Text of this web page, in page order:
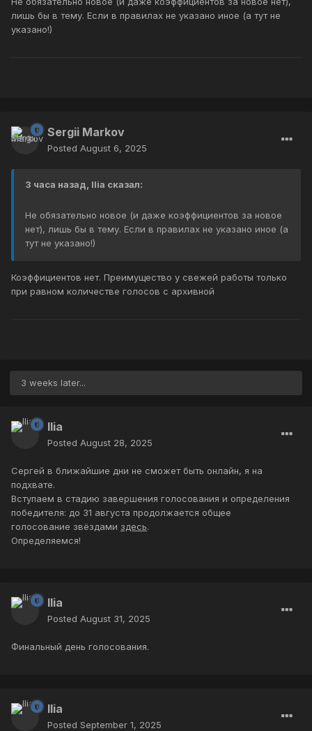
лишь бы в тему. Если в правилах не указано иное (а тут не
указано!)
Sergii Markov
Posted August 6, 2025
3 часа назад, Ilia сказал:
Не обязательно новое (и даже коэффициентов за новое
нет), лишь бы в тему. Если в правилах не указано иное (а
тут не указано!)
Коэффициентов нет. Преимущество у свежей работы только
при равном количестве голосов с архивной
3 weeks later...
Ilia
Posted August 28, 2025
Сергей в ближайшие дни не сможет быть онлайн, я на
подхвате.
Вступаем в стадию завершения голосования и определения
победителя: до 31 августа продолжается общее
голосование звёздами здесь.
Определяемся!
Ilia
Posted August 31, 2025
Финальный день голосования.
Ilia
Posted September 1, 2025